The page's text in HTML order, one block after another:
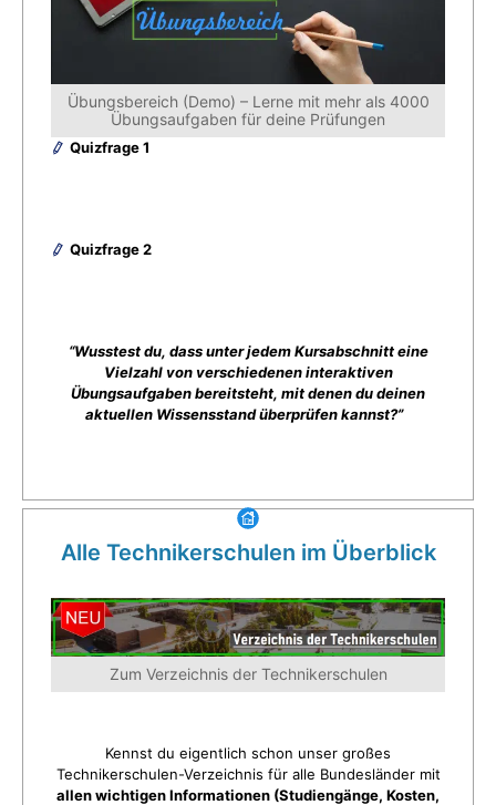
Übungsbereich (Demo) – Lerne mit mehr als 4000
Übungsaufgaben für deine Prüfungen
Quizfrage 1
Quizfrage 2
“Wusstest du, dass unter jedem Kursabschnitt eine
Vielzahl von verschiedenen interaktiven
Übungsaufgaben bereitsteht, mit denen du deinen
aktuellen Wissensstand überprüfen kannst?”
Alle Technikerschulen im Überblick
Zum Verzeichnis der Technikerschulen
Kennst du eigentlich schon unser großes
Technikerschulen-Verzeichnis für alle Bundesländer mit
allen wichtigen Informationen (Studiengänge, Kosten,